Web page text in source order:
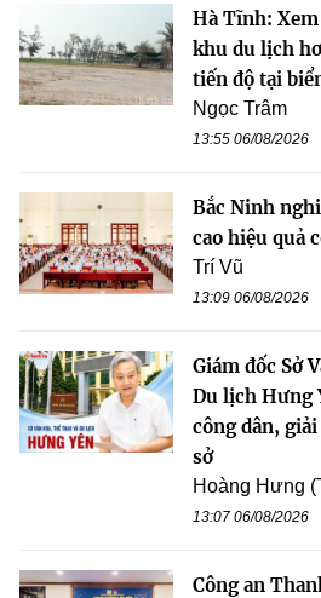
Hà Tĩnh:
khu du lịch
tiến độ tại
Ngọc Trâm
13:55 06/08/2026
Bắc Ninh
cao hiệu quả
Trí Vũ
13:09 06/08/2026
Giám đốc Sở
Du lịch Hưng
công dân,
sở
Hoàng Hưng
13:07 06/08/2026
Công an